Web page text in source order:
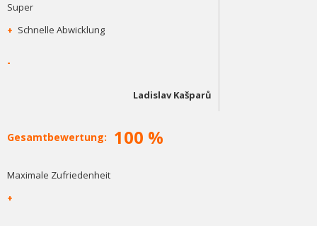
Super
+ Schnelle Abwicklung
-
Ladislav Kašparů
Gesamtbewertung: 100 %
Maximale Zufriedenheit
+